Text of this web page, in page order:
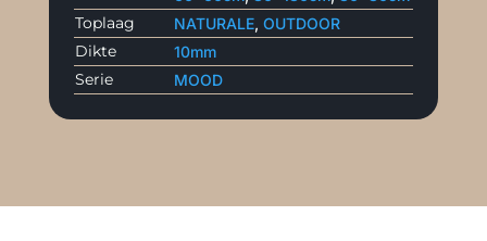
Toplaag NATURALE, OUTDOOR
Dikte 10mm
Serie MOOD